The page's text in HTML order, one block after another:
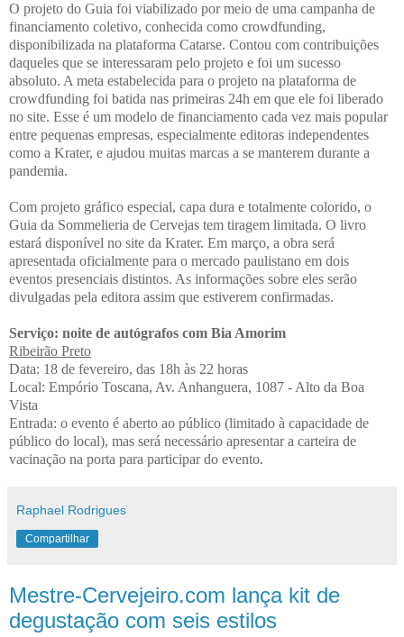
O projeto do Guia foi viabilizado por meio de uma campanha de
financiamento coletivo, conhecida como crowdfunding,
disponibilizada na plataforma Catarse. Contou com contribuições
daqueles que se interessaram pelo projeto e foi um sucesso
absoluto. A meta estabelecida para o projeto na plataforma de
crowdfunding foi batida nas primeiras 24h em que ele foi liberado
no site. Esse é um modelo de financiamento cada vez mais popular
entre pequenas empresas, especialmente editoras independentes
como a Krater, e ajudou muitas marcas a se manterem durante a
pandemia.
Com projeto gráfico especial, capa dura e totalmente colorido, o
Guia da Sommelieria de Cervejas tem tiragem limitada. O livro
estará disponível no site da Krater. Em março, a obra será
apresentada oficialmente para o mercado paulistano em dois
eventos presenciais distintos. As informações sobre eles serão
divulgadas pela editora assim que estiverem confirmadas.
Serviço: noite de autógrafos com Bia Amorim
Ribeirão Preto
Data: 18 de fevereiro, das 18h às 22 horas
Local: Empório Toscana, Av. Anhanguera, 1087 - Alto da Boa
Vista
Entrada: o evento é aberto ao público (limitado à capacidade de
público do local), mas será necessário apresentar a carteira de
vacinação na porta para participar do evento.
Raphael Rodrigues
Compartilhar
Mestre-Cervejeiro.com lança kit de
degustação com seis estilos